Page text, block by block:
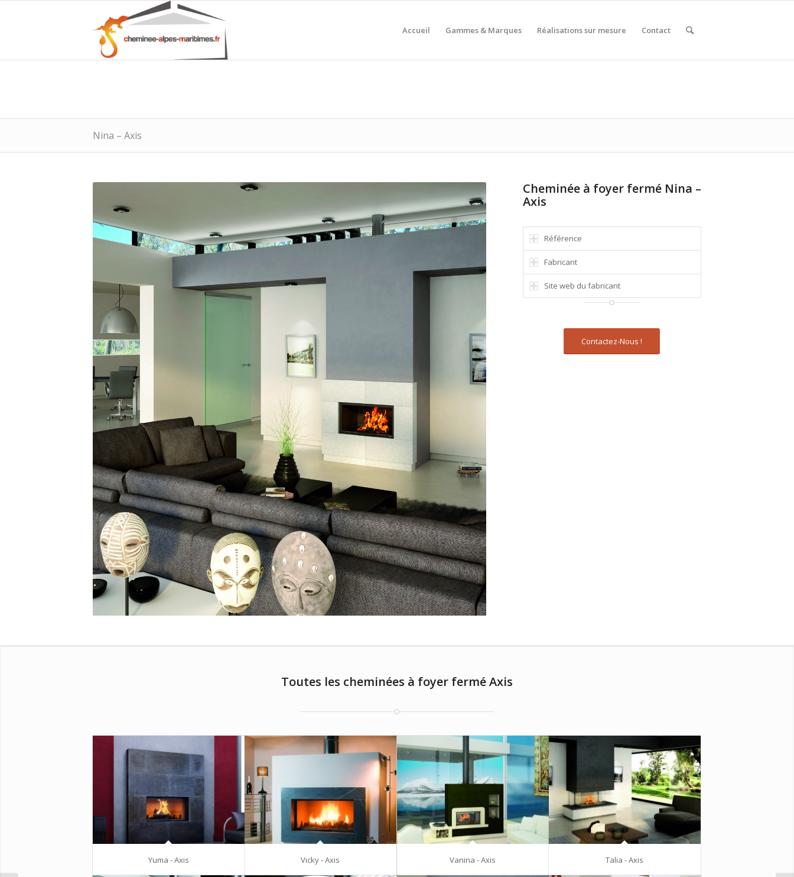
Accueil Gammes & Marques Réalisations sur mesure Contact
Nina – Axis
Cheminée à foyer fermé Nina –
Axis
Référence
Fabricant
Site web du fabricant
Contactez-Nous !
Toutes les cheminées à foyer fermé Axis
Yuma - Axis Vicky - Axis Vanina - Axis Talia - Axis